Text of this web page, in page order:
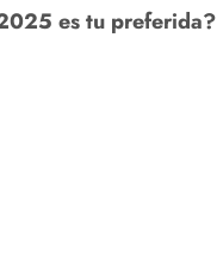
es tu preferida?